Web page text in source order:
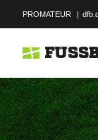
PROMATEUR |